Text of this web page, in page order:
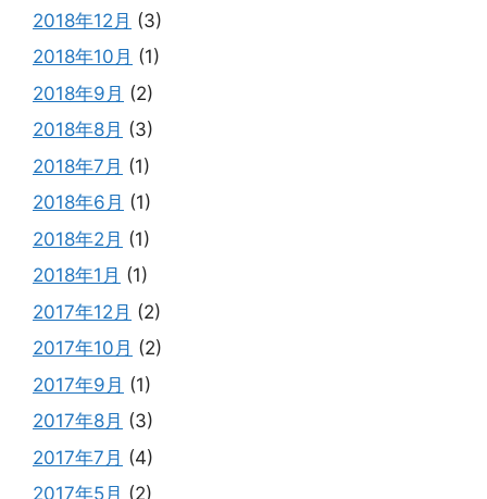
2018年12月 (3)
2018年10月 (1)
2018年9月 (2)
2018年8月 (3)
2018年7月 (1)
2018年6月 (1)
2018年2月 (1)
2018年1月 (1)
2017年12月 (2)
2017年10月 (2)
2017年9月 (1)
2017年8月 (3)
2017年7月 (4)
2017年5月 (2)